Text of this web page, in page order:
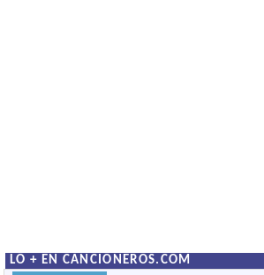
LO + EN CANCIONEROS.COM